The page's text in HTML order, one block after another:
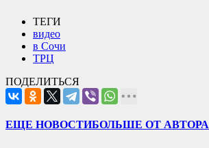
ТЕГИ
видео
в Сочи
ТРЦ
ПОДЕЛИТЬСЯ
ЕЩЕ НОВОСТИБОЛЬШЕ ОТ АВТОРА